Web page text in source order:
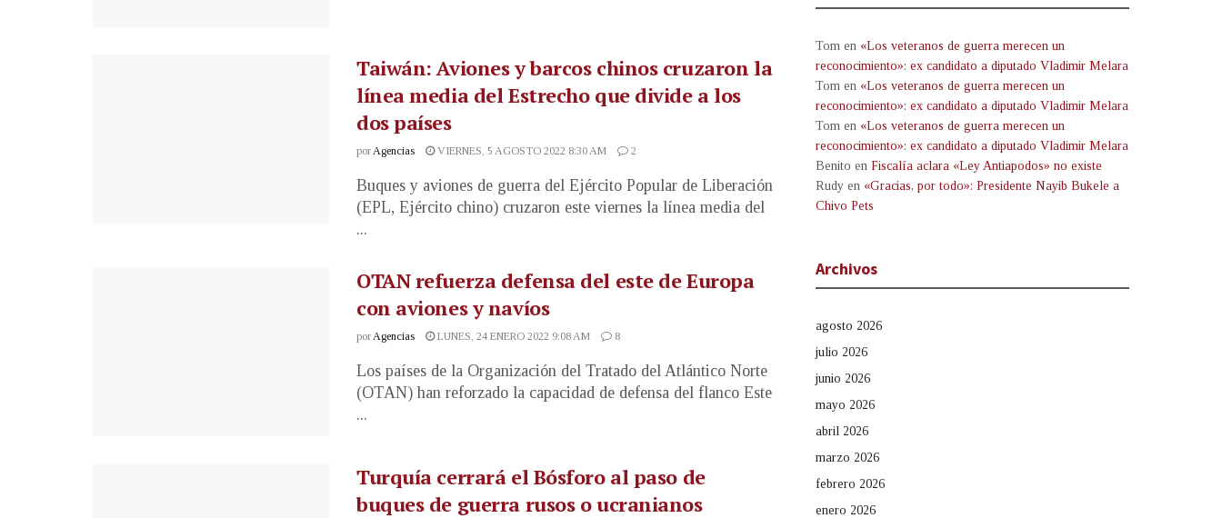
Taiwán: Aviones y barcos chinos cruzaron la
línea media del Estrecho que divide a los
dos países
por Agencias VIERNES, 5 AGOSTO 2022 8:30 AM 2
Buques y aviones de guerra del Ejército Popular de Liberación
(EPL, Ejército chino) cruzaron este viernes la línea media del
...
OTAN refuerza defensa del este de Europa
con aviones y navíos
por Agencias LUNES, 24 ENERO 2022 9:08 AM 8
Los países de la Organización del Tratado del Atlántico Norte
(OTAN) han reforzado la capacidad de defensa del flanco Este
...
Turquía cerrará el Bósforo al paso de
buques de guerra rusos o ucranianos
Tom en «Los veteranos de guerra merecen un
reconocimiento»: ex candidato a diputado Vladimir Melara
Tom en «Los veteranos de guerra merecen un
reconocimiento»: ex candidato a diputado Vladimir Melara
Tom en «Los veteranos de guerra merecen un
reconocimiento»: ex candidato a diputado Vladimir Melara
Benito en Fiscalía aclara «Ley Antiapodos» no existe
Rudy en «Gracias, por todo»: Presidente Nayib Bukele a
Chivo Pets
Archivos
agosto 2026
julio 2026
junio 2026
mayo 2026
abril 2026
marzo 2026
febrero 2026
enero 2026